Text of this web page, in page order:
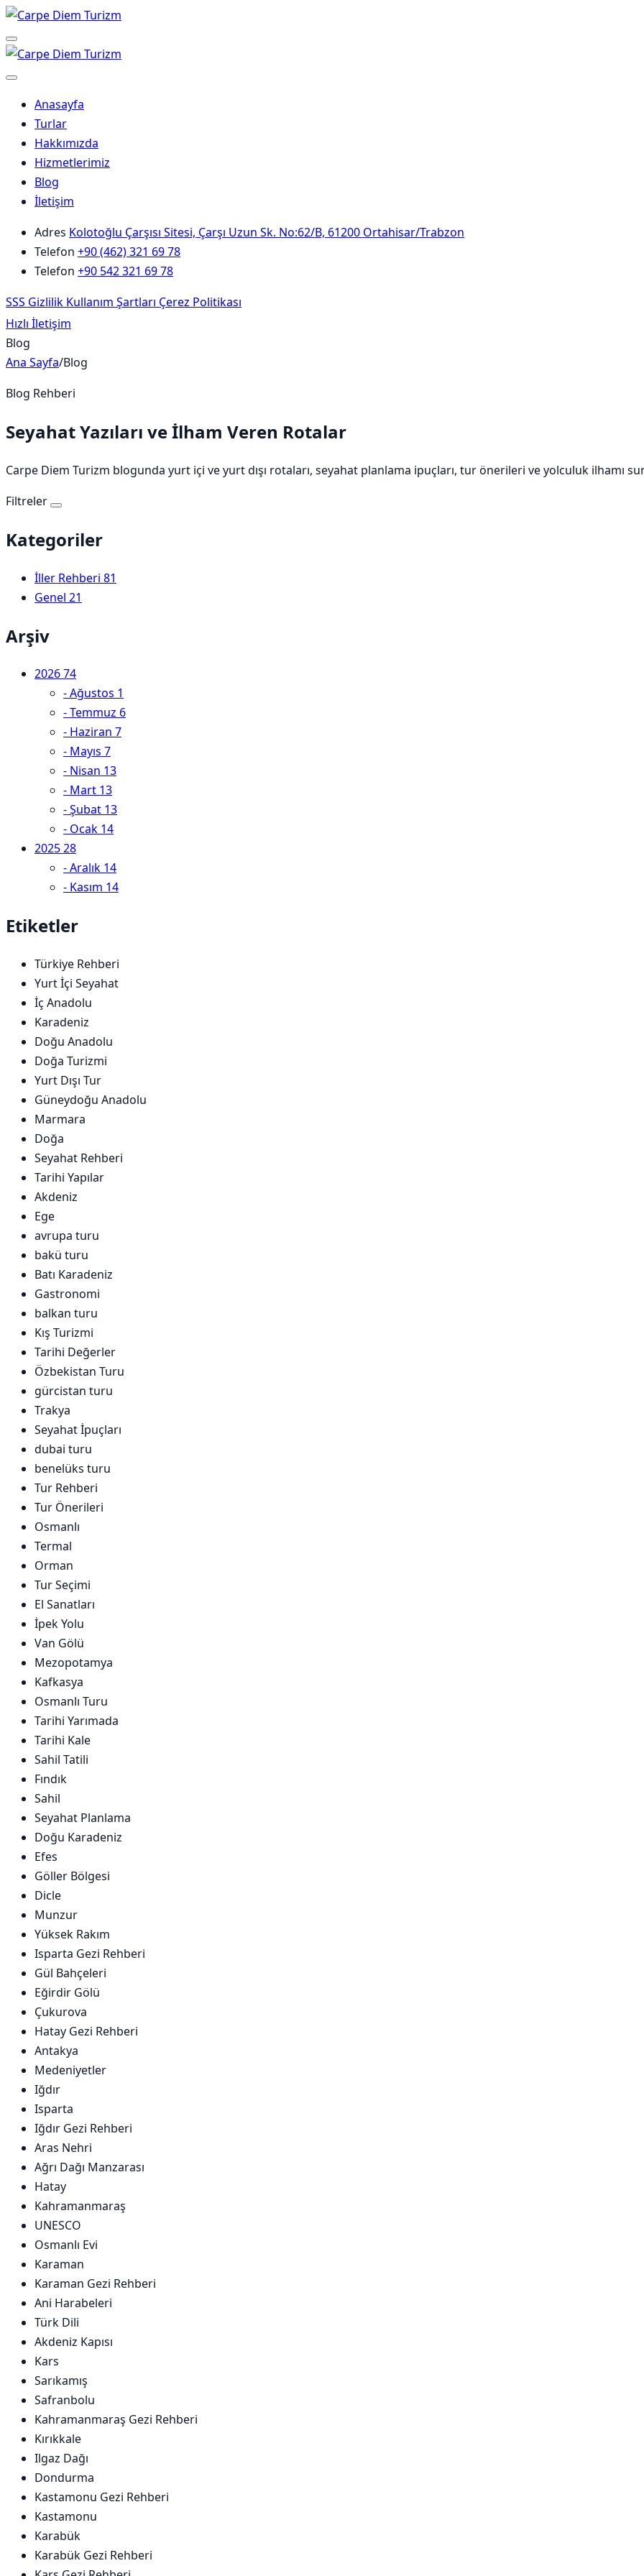
Skip
to
content
Menu
Anasayfa
Turlar
Hakkımızda
Hizmetlerimiz
Blog
İletişim
Adres Kolotoğlu Çarşısı Sitesi, Çarşı Uzun Sk. No:62/B, 61200 Ortahisar/Trabzon
Telefon +90 (462) 321 69 78
Telefon +90 542 321 69 78
SSS Gizlilik Kullanım Şartları Çerez Politikası
Hızlı İletişim
Blog
Ana Sayfa/Blog
Blog Rehberi
Seyahat Yazıları ve İlham Veren Rotalar
Carpe Diem Turizm blogunda yurt içi ve yurt dışı rotaları, seyahat planlama ipuçları, tur önerileri ve yolculuk ilhamı
Filtreler
Kategoriler
İller Rehberi 81
Genel 21
Arşiv
202674
-Ağustos 1
-Temmuz 6
- Haziran 7
- Mayıs 7
- Nisan 13
- Mart 13
-Şubat 13
- Ocak 14
202528
-Aralık 14
- Kasım 14
Etiketler
Türkiye Rehberi
Yurt İçi Seyahat
İç Anadolu
Karadeniz
Doğu Anadolu
Doğa Turizmi
Yurt Dışı Tur
Güneydoğu Anadolu
Marmara
Doğa
Seyahat Rehberi
Tarihi Yapılar
Akdeniz
Ege
avrupa turu
bakü turu
Batı Karadeniz
Gastronomi
balkan turu
Kış Turizmi
Tarihi Değerler
Özbekistan Turu
gürcistan turu
Trakya
Seyahat İpuçları
dubai turu
benelüks turu
Tur Rehberi
Tur Önerileri
Osmanlı
Termal
Orman
Tur Seçimi
El Sanatları
İpek Yolu
Van Gölü
Mezopotamya
Kafkasya
Osmanlı Turu
Tarihi Yarımada
Tarihi Kale
Sahil Tatili
Fındık
Sahil
Seyahat Planlama
Doğu Karadeniz
Efes
Göller Bölgesi
Dicle
Munzur
Yüksek Rakım
Isparta Gezi Rehberi
Gül Bahçeleri
Eğirdir Gölü
Çukurova
Hatay Gezi Rehberi
Antakya
Medeniyetler
Iğdır
Isparta
Iğdır Gezi Rehberi
Aras Nehri
Ağrı Dağı Manzarası
Hatay
Kahramanmaraş
UNESCO
Osmanlı Evi
Karaman
Karaman Gezi Rehberi
Ani Harabeleri
Türk Dili
Akdeniz Kapısı
Kars
Sarıkamış
Safranbolu
Kahramanmaraş Gezi Rehberi
Kırıkkale
Ilgaz Dağı
Dondurma
Kastamonu Gezi Rehberi
Kastamonu
Karabük
Karabük Gezi Rehberi